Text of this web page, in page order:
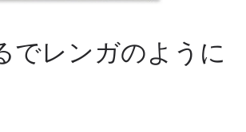
でレンガのように